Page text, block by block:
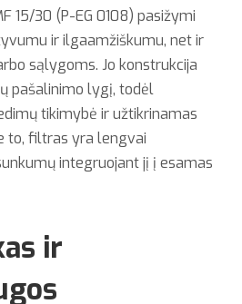
15/30 (P-EG 0108) pasižymi
ir ilgaamžiškumu, net ir
sąlygoms. Jo konstrukcija
pašalinimo lygį, todėl
tikimybė ir užtikrinamas
to, filtras yra lengvai
integruojant jį į esamas
ir